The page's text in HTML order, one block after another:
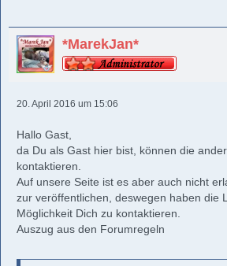
*MarekJan*
20. April 2016 um 15:06
Hallo Gast,
da Du als Gast hier bist, können die
kontaktieren.
Auf unsere Seite ist es aber auch nicht
zur veröffentlichen, deswegen haben die
Möglichkeit Dich zu kontaktieren.
Auszug aus den Forumregeln